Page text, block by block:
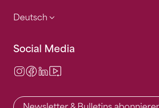
Deutsch
Social Media
Instagram
Facebook
LinkedIn